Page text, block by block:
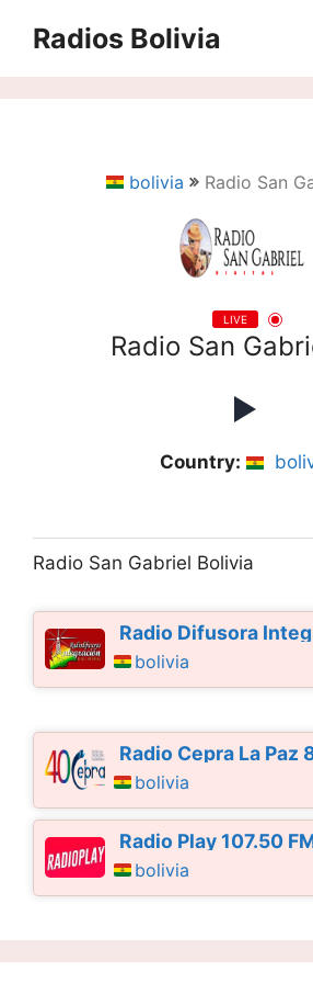
Radios Bolivia
bolivia Radio San
LIVE
Radio San
Country:
Radio San Gabriel Bolivia
bolivia
Radio Cepra La Paz
bolivia
Radio Play 107.50
bolivia